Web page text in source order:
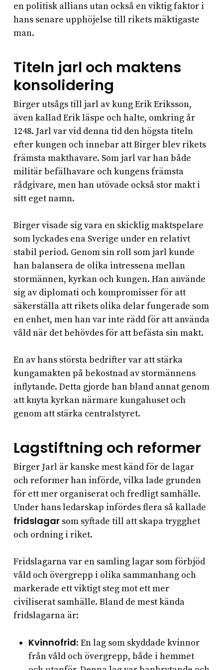
en politisk allians utan också en viktig faktor i
hans senare upphöjelse till rikets mäktigaste
man.
Titeln jarl och maktens
konsolidering
Birger utsågs till jarl av kung Erik Eriksson,
även kallad Erik läspe och halte, omkring år
1248. Jarl var vid denna tid den högsta titeln
efter kungen och innebar att Birger blev rikets
främsta makthavare. Som jarl var han både
militär befälhavare och kungens främsta
rådgivare, men han utövade också stor makt i
sitt eget namn.
Birger visade sig vara en skicklig maktspelare
som lyckades ena Sverige under en relativt
stabil period. Genom sin roll som jarl kunde
han balansera de olika intressena mellan
stormännen, kyrkan och kungen. Han använde
sig av diplomati och kompromisser för att
säkerställa att rikets olika delar fungerade som
en enhet, men han var inte rädd för att använda
våld när det behövdes för att befästa sin makt.
En av hans största bedrifter var att stärka
kungamakten på bekostnad av stormännens
inflytande. Detta gjorde han bland annat genom
att knyta kyrkan närmare kungahuset och
genom att stärka centralstyret.
Lagstiftning och reformer
Birger Jarl är kanske mest känd för de lagar
och reformer han införde, vilka lade grunden
för ett mer organiserat och fredligt samhälle.
Under hans ledarskap infördes flera så kallade
fridslagarsom syftade till att skapa trygghet
och ordning i riket.
Fridslagarna var en samling lagar som förbjöd
våld och övergrepp i olika sammanhang och
markerade ett viktigt steg mot ett mer
civiliserat samhälle. Bland de mest kända
fridslagarna är:
Kvinnofrid: En lag som skyddade kvinnor
från våld och övergrepp, både i hemmet